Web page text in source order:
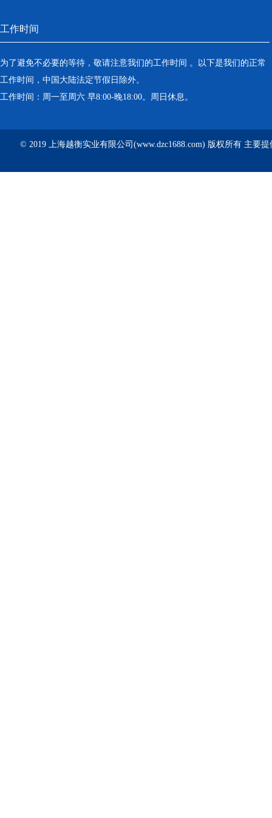
工作时间
为了避免不必要的等待，敬请注意我们的工作时间 。以下是我们的正常
工作时间，中国大陆法定节假日除外。
工作时间：周一至周六 早8:00-晚18:00。周日休息。
© 2019 上海越衡实业有限公司(www.dzc1688.com) 版权所有 主要提